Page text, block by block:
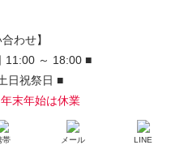
わせ】
11:00 ～ 18:00 ■
日祝祭日 ■
末年始は休業
帯 メール LINE